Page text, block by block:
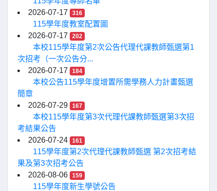
2026-07-17
316
115學年度教室配置圖
2026-07-17
202
本校115學年度第2次公告代理代課教師甄選第1
次招考（一次公告分...
2026-07-17
184
本校公告115學年度增置所需學務人力計畫甄選
簡章
2026-07-29
167
本校115學年度第3次代理代課教師甄選第3次招
考結果公告
2026-07-24
161
115學年度第2次代理代課教師甄選 第2次招考結
果及第3次招考公告
2026-08-06
159
115學年度新生學號公告